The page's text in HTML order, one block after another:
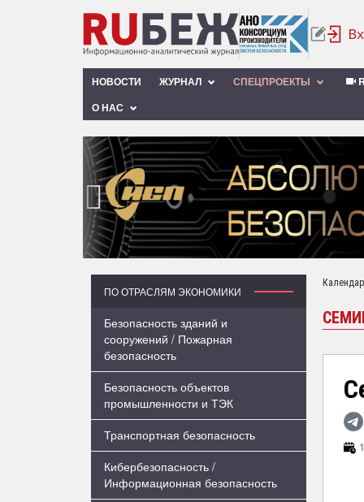
НОВОСТИ ЖУРНАЛ СПЕЦПРОЕКТЫ
О НАС
‹
ПО ОТРАСЛЯМ ЭКОНОМИКИ
Безопасность зданий и
сооружений / Пожарная
безопасность
Безопасность объектов
промышленности и ТЭК
Транспортная безопасность
Кибербезопасность /
Информационная безопасность